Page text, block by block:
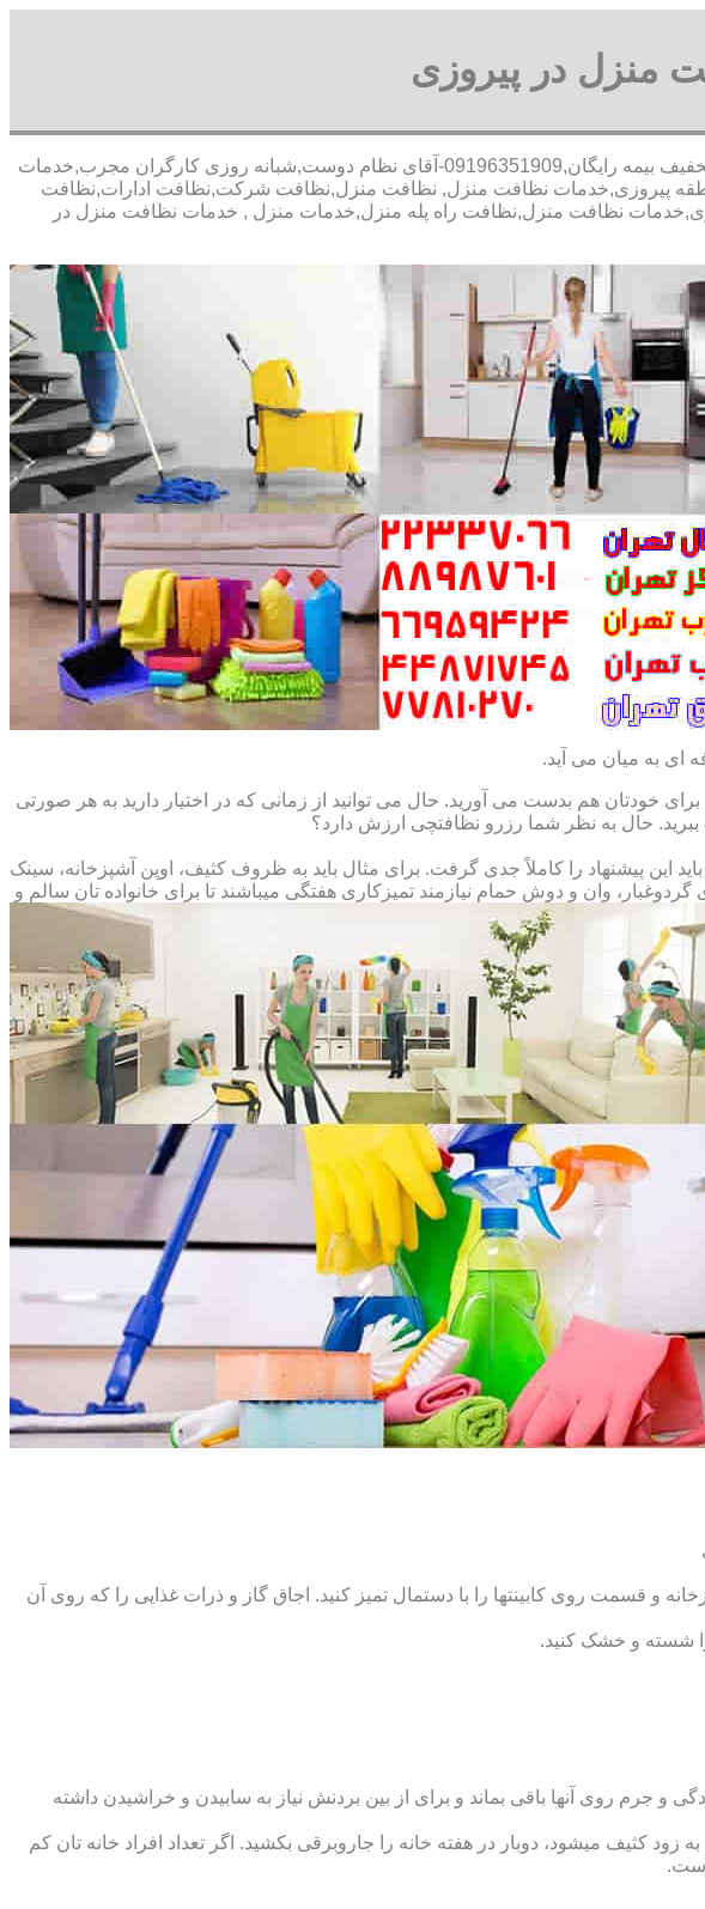
منزل در پیروزی
30 در صد تخفیف بیمه رایگان,09196351909-آقای نظام دوست,شبانه روزی کارگران مجرب,خدمات
پیروزی,خدمات نظافت منزل, نظافت منزل,نظافت شرکت,نظافت ادارات,نظافت
نظافت منزل,نظافت راه پله منزل,خدمات منزل , خدمات نظافت منزل در
ای به میان می آید.
خودتان هم بدست می آورید. حال می توانید از زمانی که در اختیار دارید به هر صورتی
حال به نظر شما رزرو نظافتچی ارزش دارد؟
این پیشنهاد را کاملاً جدی گرفت. برای مثال باید به ظروف کثیف، اوپن آشپزخانه، سینک
وان و دوش حمام نیازمند تمیزکاری هفتگی میباشند تا برای خانواده تان سالم و
و قسمت روی کابینت‏ها را با دستمال تمیز کنید. اجاق گاز و ذرات غذایی را که روی آن
شسته و خشک کنید.
جرم روی آنها باقی بماند و برای از بین بردنش نیاز به سابیدن و خراشیدن داشته
زود کثیف می‏شود، دوبار در هفته خانه را جاروبرقی بکشید. اگر تعداد افراد خانه ‏تان کم
است.